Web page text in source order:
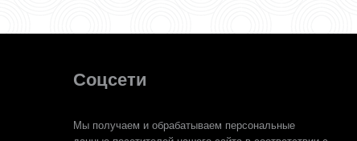
Соцсети
Мы получаем и обрабатываем персональные